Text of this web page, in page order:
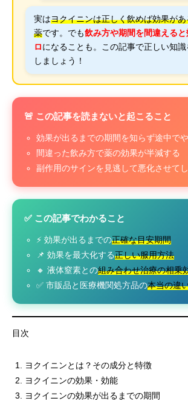
実はヨクイニンは正しく飲めば効果が
薬です。でも飲み方や期間を間違える
ロ になることも。この記事で正しい知
しましょう！
🚨 この記事を読まないと起こること
効果が出るまでの期間を知らず途中で
間違った飲み方で薬の効果が半減する
副作用のサインを見逃して悪化させて
✅ この記事でわかること
⚡ 効果が出るまでの正確な目安期間
📌 効果を最大化する正しい服用方法
🔸 液体窒素との組み合わせ治療の相乗
✅ 市販品と医療機関処方品の本当の違
目次
ヨクイニンとは？その成分と特徴
ヨクイニンの効果・効能
ヨクイニンの効果が出るまでの期間